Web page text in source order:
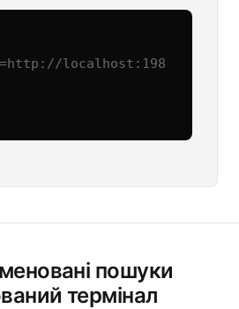
localhost:198
пошуки
термінал